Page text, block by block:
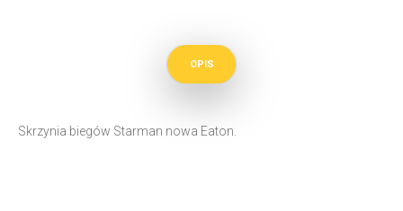
OPIS
Skrzynia biegów Starman nowa Eaton.